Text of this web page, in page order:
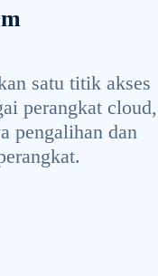
satu titik akses
perangkat cloud,
pengalihan dan